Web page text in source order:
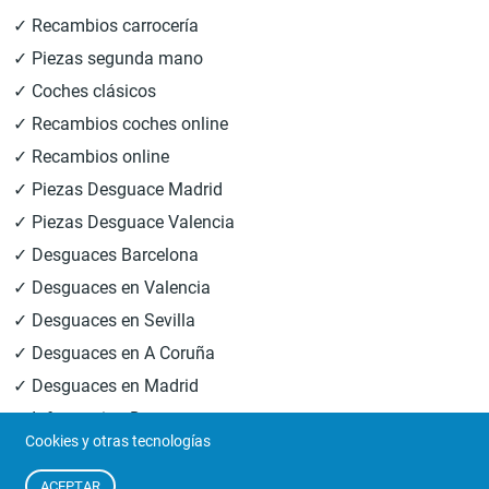
✓ Recambios carrocería
✓ Piezas segunda mano
✓ Coches clásicos
✓ Recambios coches online
✓ Recambios online
✓ Piezas Desguace Madrid
✓ Piezas Desguace Valencia
✓ Desguaces Barcelona
✓ Desguaces en Valencia
✓ Desguaces en Sevilla
✓ Desguaces en A Coruña
✓ Desguaces en Madrid
✓ Informacion Desguaces
© 2026Central Desguaces Europiezas
Cookies y otras tecnologías